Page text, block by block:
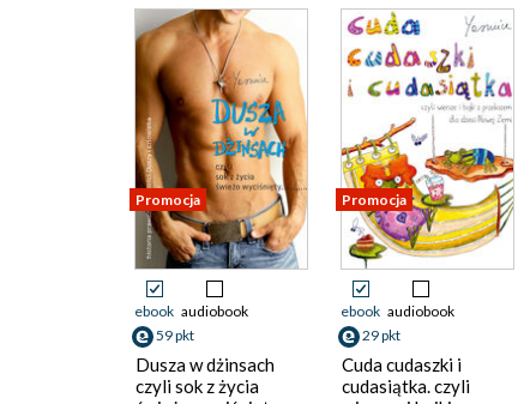
Promocja
ebook audiobook
59 pkt
Dusza w dżinsach
czyli sok z życia
Promocja
ebook audiobook
29 pkt
Cuda cudaszki i
cudasiątka. czyli